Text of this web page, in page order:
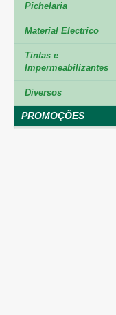
Pichelaria
Material Electrico
Tintas e
Impermeabilizantes
Diversos
PROMOÇÕES